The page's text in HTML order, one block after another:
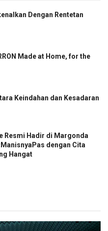
Dengan Rentetan
Made at Home, for the
Keindahan dan Kesadaran
Resmi Hadir di Margonda
dengan Cita
Hangat